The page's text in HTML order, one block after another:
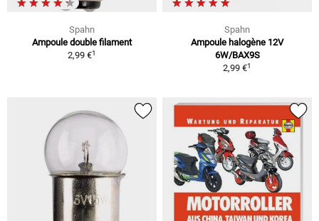
Spahn
Ampoule double filament
2,99 €1
Spahn
Ampoule halogène 12V
6W/BAX9S
2,99 €1